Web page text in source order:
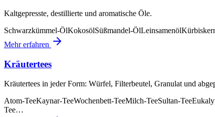
Kaltgepresste, destillierte und aromatische Öle.
Schwarzkümmel-ÖlKokosölSüßmandel-ÖlLeinsamenöl
Mehr erfahren
Kräutertees
Kräutertees in jeder Form: Würfel, Filterbeutel, Granulat und
Atom-TeeKaynar-TeeWochenbett-TeeMilch-TeeSultan-Tee
Tee…